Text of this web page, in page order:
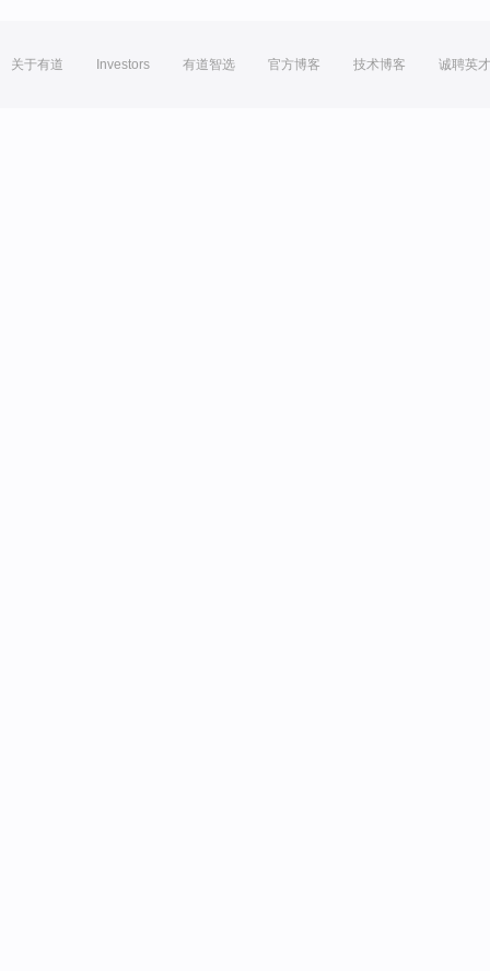
关于有道 Investors 有道智选 官方博客 技术博客 诚聘英才